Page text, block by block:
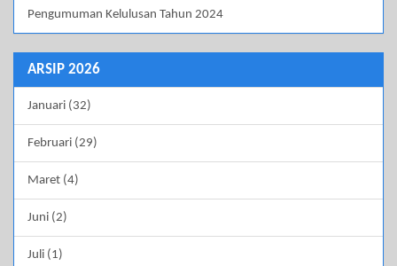
Pengumuman Kelulusan Tahun 2024
ARSIP 2026
Januari (32)
Februari (29)
Maret (4)
Juni (2)
Juli (1)